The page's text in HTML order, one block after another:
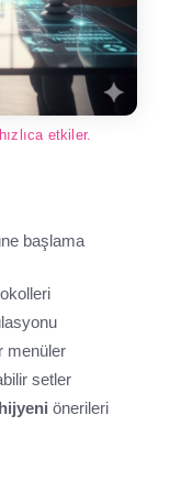
etkiler.
başlama
menüler
setler
önerileri